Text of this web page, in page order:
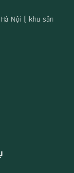
Nội ( khu sân